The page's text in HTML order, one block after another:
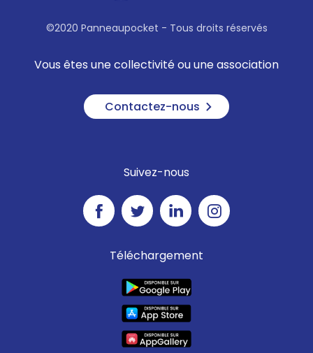
©2020 Panneaupocket - Tous droits réservés
Vous êtes une collectivité ou une association
Contactez-nous
Suivez-nous
Téléchargement